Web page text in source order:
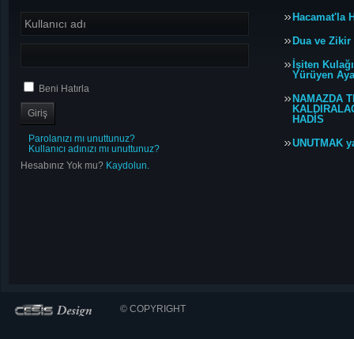
Beni Hatırla
Parolanızı mı unuttunuz?
Kullanıcı adınızı mı unuttunuz?
Hesabınız Yok mu? Kaydolun.
Hacamat'la
Dua ve
İşiten
Yürüyen
NAMAZDA
HADİS
UNUTMAK
© COPYRIGHT